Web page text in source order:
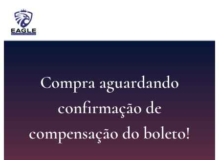
Compra aguardando
confirmação de
compensação do boleto!